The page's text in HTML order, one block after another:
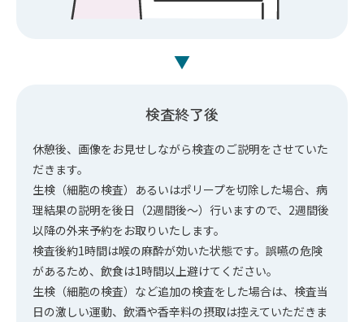
▼
検査終了後
休憩後、画像をお見せしながら検査のご説明をさせていた
だきます。
生検（細胞の検査）あるいはポリープを切除した場合、病
理結果の説明を後日（2週間後～）行いますので、2週間後
以降の外来予約をお取りいたします。
検査後約1時間は喉の麻酔が効いた状態です。誤嚥の危険
があるため、飲食は1時間以上避けてください。
生検（細胞の検査）など追加の検査をした場合は、検査当
日の激しい運動、飲酒や香辛料の摂取は控えていただきま